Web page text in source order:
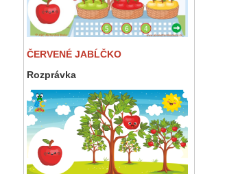
ČERVENÉ JABĹČKO
Rozprávka